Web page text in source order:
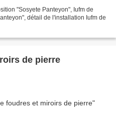
"Sosyete Panteyon", Iufm de
détail de l'installation Iufm de
de pierre